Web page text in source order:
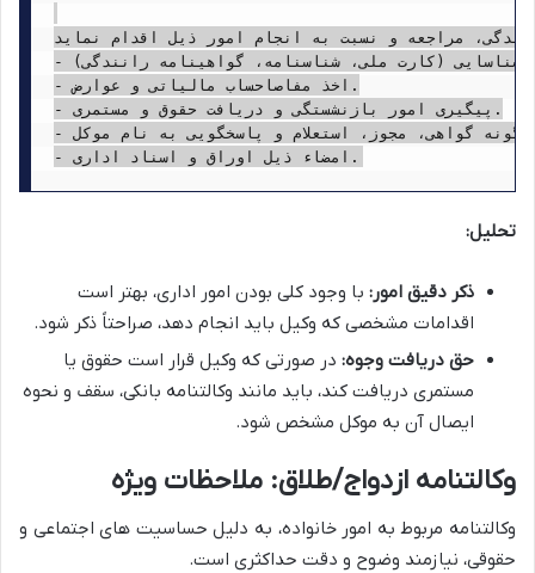
مراجعه و نسبت به انجام امور ذیل اقدام نماید:
- دریافت هرگونه مدرک شناسایی (کارت ملی، شناسنامه، گواهینامه رانندگی).
- اخذ مفاصاحساب مالیاتی و عوارض.
- پیگیری امور بازنشستگی و دریافت حقوق و مستمری.
- اخذ هرگونه گواهی، مجوز، استعلام و پاسخگویی به نام موکل.
تحلیل:
ذکر دقیق امور: با وجود کلی بودن امور اداری، بهتر است
اقدامات مشخصی که وکیل باید انجام دهد، صراحتاً ذکر شود.
حق دریافت وجوه: در صورتی که وکیل قرار است حقوق یا
مستمری دریافت کند، باید مانند وکالتنامه بانکی، سقف و نحوه
ایصال آن به موکل مشخص شود.
وکالتنامه ازدواج/طلاق: ملاحظات ویژه
وکالتنامه مربوط به امور خانواده، به دلیل حساسیت های اجتماعی و
حقوقی، نیازمند وضوح و دقت حداکثری است.